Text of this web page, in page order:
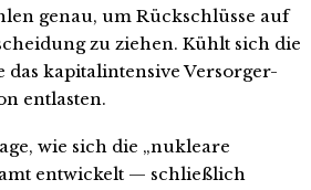
genau, um Rückschlüsse auf
zu ziehen. Kühlt sich die
das kapitalintensive Versorger-
entlasten.
wie sich die „nukleare
entwickelt — schließlich